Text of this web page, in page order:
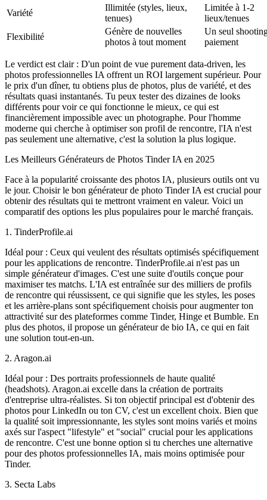
Variété
Illimitée (styles, lieux,
tenues)
Limitée à 1-2
lieux/tenues
Flexibilité
Génère de nouvelles
photos à tout moment
Un seul
paiement
Le verdict est clair : D'un point de vue purement data-driven, les
photos professionnelles IA offrent un ROI largement supérieur. Pour
le prix d'un dîner, tu obtiens plus de photos, plus de variété, et des
résultats quasi instantanés. Tu peux tester des dizaines de looks
différents pour voir ce qui fonctionne le mieux, ce qui est
financièrement impossible avec un photographe. Pour l'homme
moderne qui cherche à optimiser son profil de rencontre, l'IA n'est
pas seulement une alternative, c'est la solution la plus logique.
Les Meilleurs Générateurs de Photos Tinder IA en 2025
Face à la popularité croissante des photos IA, plusieurs outils ont vu
le jour. Choisir le bon générateur de photo Tinder IA est crucial pour
obtenir des résultats qui te mettront vraiment en valeur. Voici un
comparatif des options les plus populaires pour le marché français.
1. TinderProfile.ai
Idéal pour : Ceux qui veulent des résultats optimisés spécifiquement
pour les applications de rencontre. TinderProfile.ai n'est pas un
simple générateur d'images. C'est une suite d'outils conçue pour
maximiser tes matchs. L'IA est entraînée sur des milliers de profils
de rencontre qui réussissent, ce qui signifie que les styles, les poses
et les arrière-plans sont spécifiquement choisis pour augmenter ton
attractivité sur des plateformes comme Tinder, Hinge et Bumble. En
plus des photos, il propose un générateur de bio IA, ce qui en fait
une solution tout-en-un.
2. Aragon.ai
Idéal pour : Des portraits professionnels de haute qualité
(headshots). Aragon.ai excelle dans la création de portraits
d'entreprise ultra-réalistes. Si ton objectif principal est d'obtenir des
photos pour LinkedIn ou ton CV, c'est un excellent choix. Bien que
la qualité soit impressionnante, les styles sont moins variés et moins
axés sur l'aspect "lifestyle" et "social" crucial pour les applications
de rencontre. C'est une bonne option si tu cherches une alternative
pour des photos professionnelles IA, mais moins optimisée pour
Tinder.
3. Secta Labs